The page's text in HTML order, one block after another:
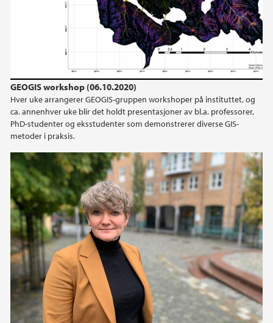
GEOGIS workshop (06.10.2020)
Hver uke arrangerer GEOGIS-gruppen workshoper på instituttet, og
ca. annenhver uke blir det holdt presentasjoner av bl.a. professorer,
PhD-studenter og eksstudenter som demonstrerer diverse GIS-
metoder i praksis.